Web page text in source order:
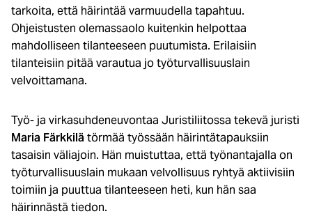
tarkoita, että häirintää varmuudella tapahtuu.
Ohjeistusten olemassaolo kuitenkin helpottaa
mahdolliseen tilanteeseen puutumista. Erilaisiin
tilanteisiin pitää varautua jo työturvallisuuslain
velvoittamana.
Työ- ja virkasuhdeneuvontaa Juristiliitossa tekevä juristi
Maria Färkkilä törmää työssään häirintätapauksiin
tasaisin väliajoin. Hän muistuttaa, että työnantajalla on
työturvallisuuslain mukaan velvollisuus ryhtyä aktiivisiin
toimiin ja puuttua tilanteeseen heti, kun hän saa
häirinnästä tiedon.